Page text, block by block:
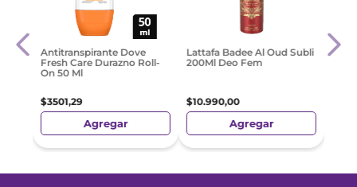
Antitranspirante Dove
Fresh Care Durazno Roll-
On 50 Ml
$3501,29
Agregar
Lattafa Badee Al Oud Subli
200Ml Deo Fem
$10.990,00
Agregar